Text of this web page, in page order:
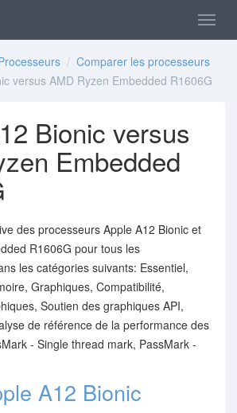
/ Comparer les processeurs
versus AMD Ryzen Embedded R1606G
Bionic versus
Embedded
des processeurs Apple A12 Bionic et
R1606G pour tous les
les catégories suivants: Essentiel,
Graphiques, Compatibilité,
Soutien des graphiques API,
de référence de la performance des
- Single thread mark, PassMark -
A12 Bionic